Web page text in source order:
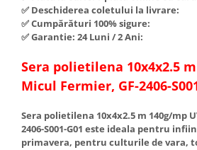
Nivela de masurat
Pistoale de impact electrice si
Pistoale de vopsit
Polizoare electrice de banc si
unghiulare
Hote Telescopice
Hote Traditionale
Hote Country
Hote Insula
Accesorii, consumabile hote
Masini de tocat carne
✅ Deschiderea coletului la livrare:
✅ Cumpărături 100% sigure:
✅ Garantie: 24 Luni / 2 Ani:
Sera polietilena 10x4x2.5
Micul Fermier, GF-2406-
Sera polietilena 10x4x2.5 m 140g/mp
2406-S001-G01 este ideala pentru
primavera, pentru culturile de vara,